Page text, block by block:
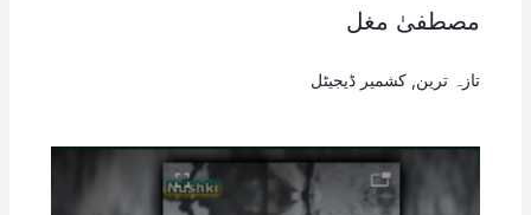
مصطفیٰ مغل
تازہ ترین کشمیر ڈیجیٹل